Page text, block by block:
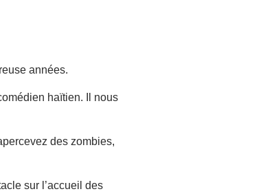
années.
haïtien. Il nous
des zombies,
sur l’accueil des